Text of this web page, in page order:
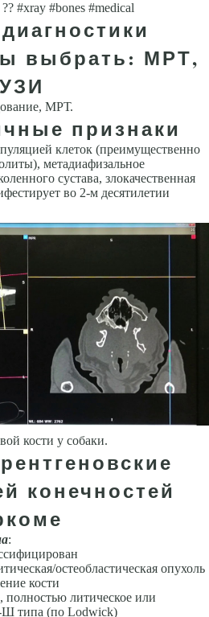
#xray #bones #medical
выбрать: МРТ,
МРТ.
признаки
клеток (преимущественно
метадиафизальное
сустава, злокачественная
во 2-м десятилетии
кости у собаки.
конечностей
:
остеобластическая опухоль
кости
полностью литическое или
Ш типа (по Lodwick)